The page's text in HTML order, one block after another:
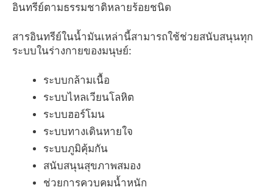
อินทรีย์ตามธรรมชาติหลายร้อยชนิด
สารอินทรีย์ในน้ำมันเหล่านี้สามารถใช้ช่วยสนับสนุนทุก
ระบบในร่างกายของมนุษย์:
ระบบกล้ามเนื้อ
ระบบไหลเวียนโลหิต
ระบบฮอร์โมน
ระบบทางเดินหายใจ
ระบบภูมิคุ้มกัน
สนับสนุนสุขภาพสมอง
ช่วยการควบคุมน้ำหนัก